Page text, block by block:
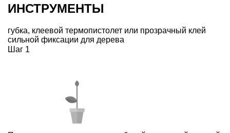
ИНСТРУМЕНТЫ
губка, клеевой термопистолет или прозрачный клей
сильной фиксации для дерева
Шаг 1